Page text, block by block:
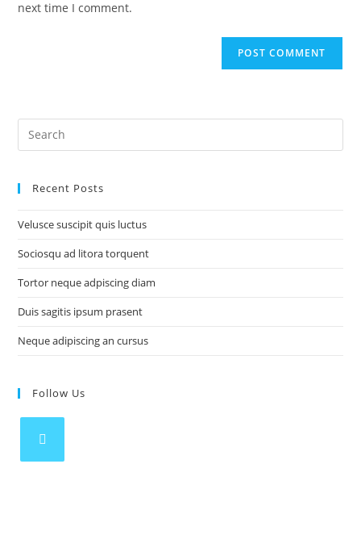
next time I comment.
Recent Posts
Velusce suscipit quis luctus
Sociosqu ad litora torquent
Tortor neque adpiscing diam
Duis sagitis ipsum prasent
Neque adipiscing an cursus
Follow Us